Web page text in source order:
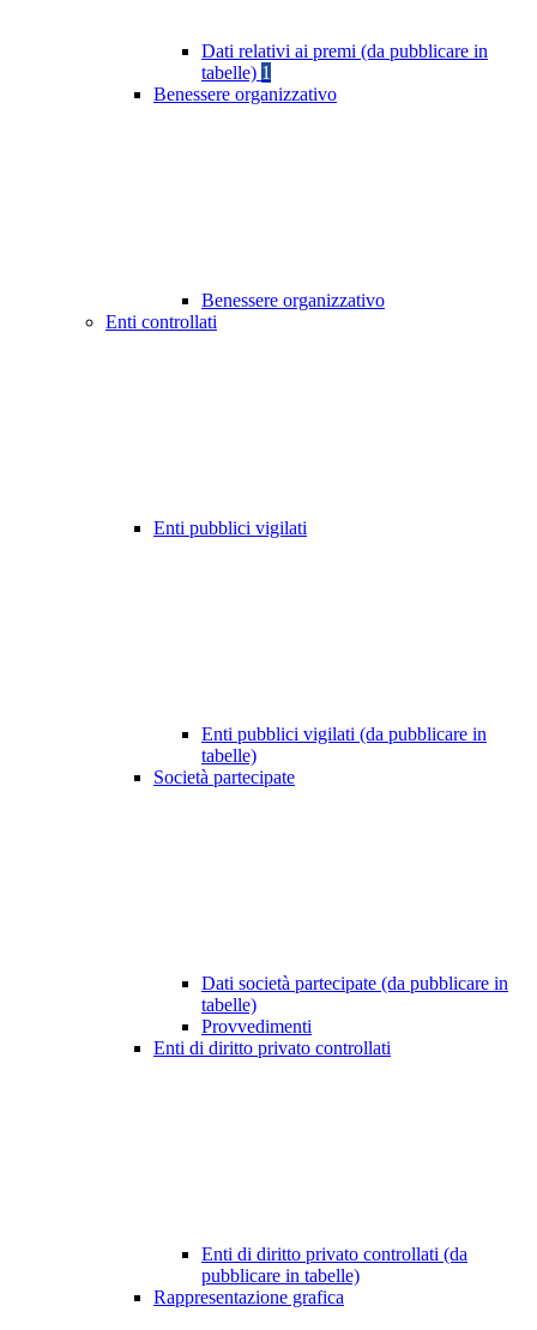
Dati relativi ai premi (da pubblicare in
tabelle) 1
Benessere organizzativo
Benessere organizzativo
Enti controllati
Enti pubblici vigilati
Enti pubblici vigilati (da pubblicare in
tabelle)
Società partecipate
Dati società partecipate (da pubblicare in
tabelle)
Provvedimenti
Enti di diritto privato controllati
Enti di diritto privato controllati (da
pubblicare in tabelle)
Rappresentazione grafica